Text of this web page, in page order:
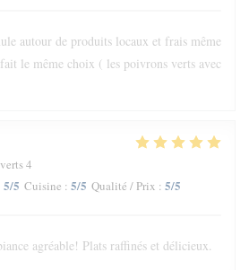
autour de produits locaux et frais même
le même choix ( les poivrons verts avec
4
5/5 Cuisine : 5/5 Qualité / Prix : 5/5
agréable! Plats raffinés et délicieux.